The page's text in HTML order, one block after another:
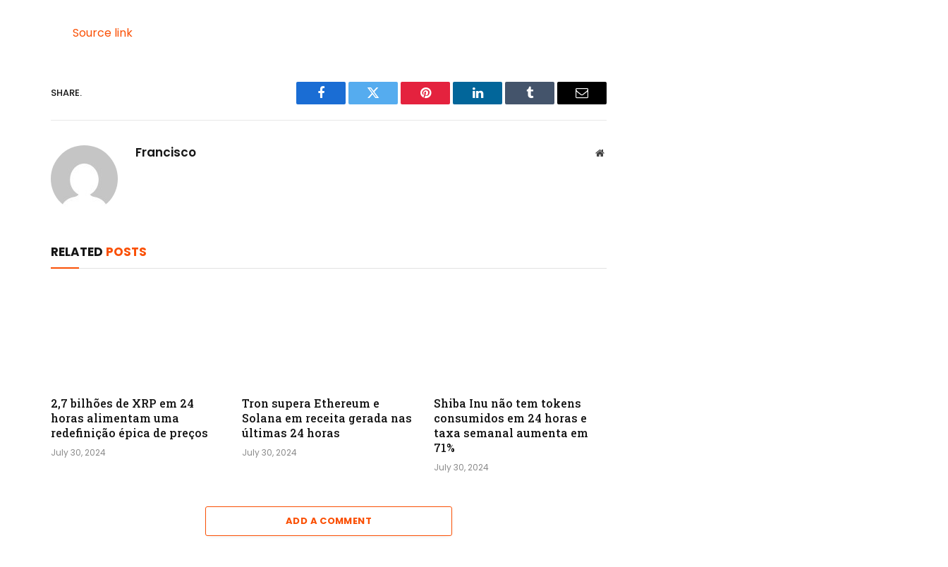
Source link
SHARE.
Facebook Twitter Pinterest LinkedIn Tumblr Email
Francisco Website
RELATED POSTS
2,7 bilhões de XRP em 24
horas alimentam uma
redefinição épica de preços
July 30, 2024
Tron supera Ethereum e
Solana em receita gerada nas
últimas 24 horas
July 30, 2024
Shiba Inu não tem tokens
consumidos em 24 horas e
taxa semanal aumenta em
71%
July 30, 2024
ADD A COMMENT